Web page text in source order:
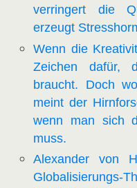
verringert die
erzeugt
Wenn die
Zeichen dafür,
braucht. Doch
meint der
wenn man sich
muss.
Alexander von
Globalisierungs-